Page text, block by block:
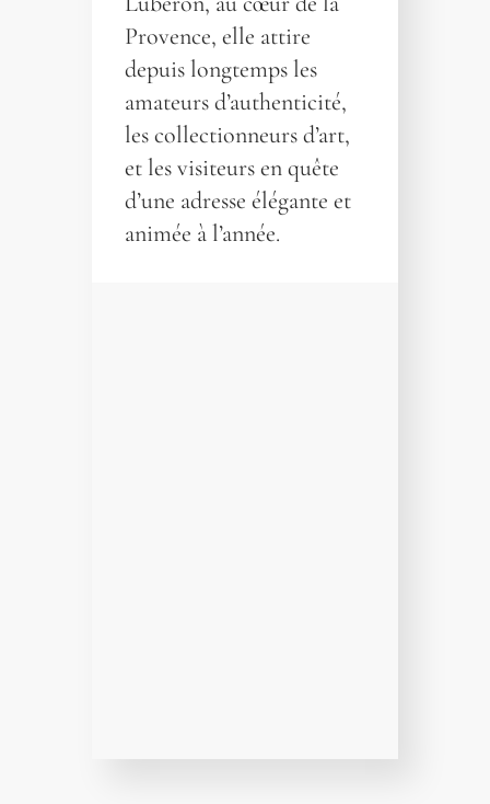
Provence, elle attire
depuis longtemps les
amateurs d’authenticité,
les collectionneurs d’art,
et les visiteurs en quête
d’une adresse élégante et
animée à l’année.